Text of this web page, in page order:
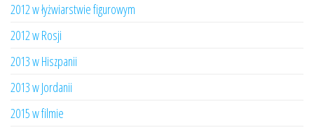
2012 w łyżwiarstwie figurowym
2012 w Rosji
2013 w Hiszpanii
2013 w Jordanii
2015 w filmie